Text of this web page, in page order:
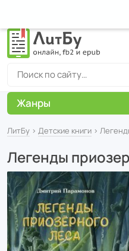
ЛитБу › Детские книги ›
Легенды
Жанры